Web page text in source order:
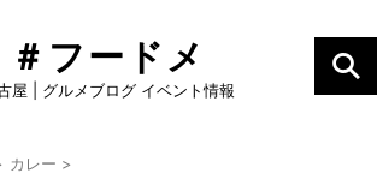
＃フードメ
屋 | グルメブログ イベント情報
カレー >